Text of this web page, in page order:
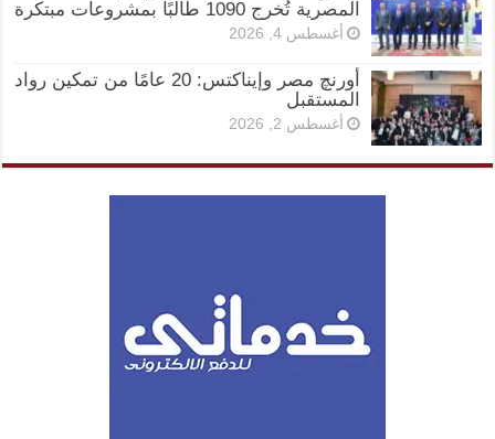
المصرية تُخرج 1090 طالبًا بمشروعات مبتكرة
أغسطس 4, 2026
أورنچ مصر وإيناكتس: 20 عامًا من تمكين رواد
المستقبل
أغسطس 2, 2026